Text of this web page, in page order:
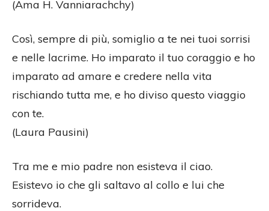
(Ama H. Vanniarachchy)
Così, sempre di più, somiglio a te nei tuoi sorrisi
e nelle lacrime. Ho imparato il tuo coraggio e ho
imparato ad amare e credere nella vita
rischiando tutta me, e ho diviso questo viaggio
con te.
(Laura Pausini)
Tra me e mio padre non esisteva il ciao.
Esistevo io che gli saltavo al collo e lui che
sorrideva.